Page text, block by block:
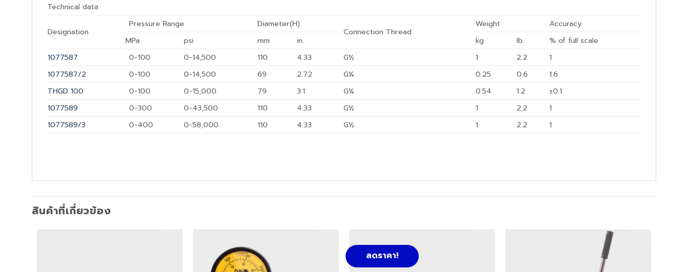
Technical data
Designation
Pressure Range Diameter(H)
Connection Thread
Weight
Accuracy
MPa
psi mm in. kg lb.
% of full scale
1077587
0-100 0-14,500 110 4.33 G½ 1 2.2
1
1077587/2
0-100 0-14,500 69 2.72 G¼ 0.25 0.6
1.6
THGD 100
0-100 0-15,000 79 3.1 G¼ 0.54 1.2
±0.1
1077589
0-300 0-43,500 110 4.33 G½ 1 2.2
1
1077589/3
0-400 0-58,000 110 4.33 G½ 1 2.2 1
สินค้าที่เกี่ยวข้อง
ลดราคา!